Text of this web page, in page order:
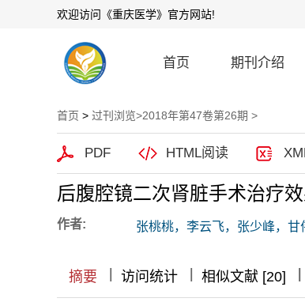
欢迎访问《重庆医学》官方网站!
首页 期刊介绍
首页 > 过刊浏览>2018年第47卷第26期 >
PDF HTML阅读
后腹腔镜二次肾脏手术治疗
作者: 张桃桃，李云飞，张少峰，
摘要 || 访问统计 || 相似文献 [20] |||